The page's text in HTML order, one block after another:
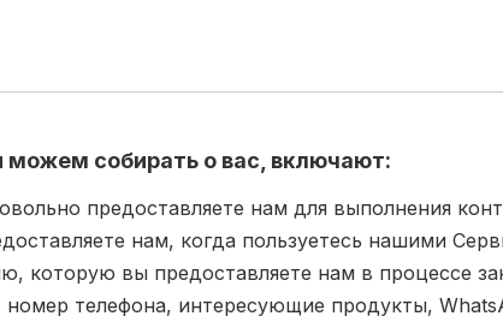
собирать о вас, включают:
предоставляете нам для выполнения
нам, когда пользуетесь нашими
которую вы предоставляете нам в процессе
номер телефона, интересующие продукты,